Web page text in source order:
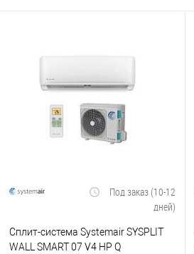
Под заказ (10-12
дней)
Сплит-система Systemair SYSPLIT
WALL SMART 07 V4 HP Q